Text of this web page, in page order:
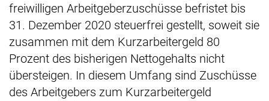
freiwilligen Arbeitgeberzuschüsse befristet bis
31. Dezember 2020 steuerfrei gestellt, soweit sie
zusammen mit dem Kurzarbeitergeld 80
Prozent des bisherigen Nettogehalts nicht
übersteigen. In diesem Umfang sind Zuschüsse
des Arbeitgebers zum Kurzarbeitergeld